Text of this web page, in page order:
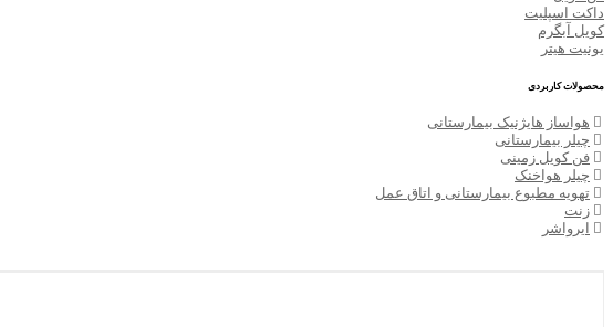
داکت اسپلیت
کویل آبگرم
یونیت هیتر
محصولات کاربردی
هواساز هایژنیک بیمارستانی
چیلر بیمارستانی
فن کویل زمینی
چیلر هواخنک
تهویه مطبوع بیمارستانی و اتاق عمل
زنت
ایرواشر